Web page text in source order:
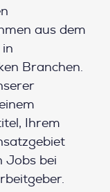
aus dem
in
Branchen.
Ihrem
Jobs bei